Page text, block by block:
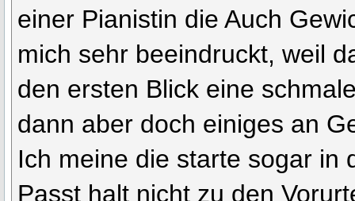
einer Pianistin die Auch
mich sehr beeindruckt, weil
den ersten Blick eine
dann aber doch einiges an
Ich meine die starte sogar in
Passt halt nicht zu den